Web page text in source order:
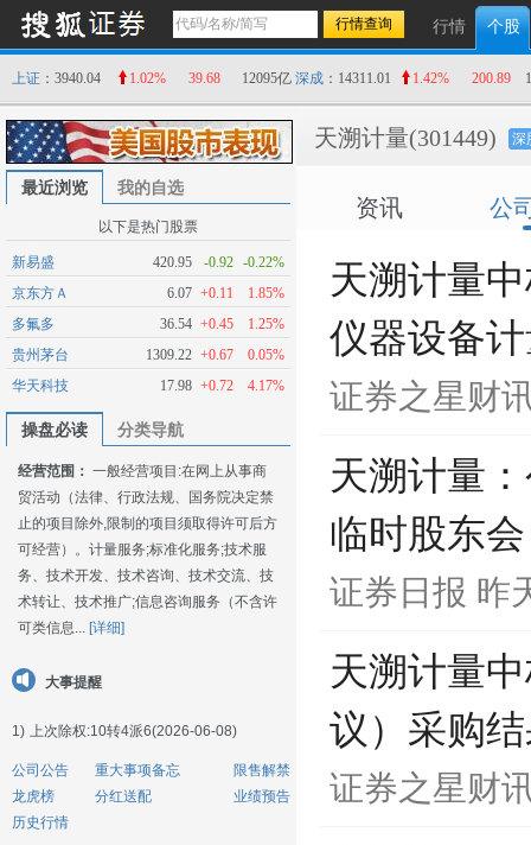
行情 个股
上证 ：3940.04 1.02% 39.68 12095亿 深成 ：14311.01 1.42% 200.89
最近浏览 我的自选
以下是热门股票
新易盛 420.95 -0.92 -0.22%
京东方Ａ
6.07 +0.11
1.85%
多氟多
36.54 +0.45
1.25%
贵州茅台
1309.22 +0.67
0.05%
华天科技
17.98 +0.72 4.17%
操盘必读 分类导航
经营范围： 一般经营项目:在网上从事商
贸活动（法律、行政法规、国务院决定禁
止的项目除外,限制的项目须取得许可后方
可经营）。计量服务;标准化服务;技术服
务、技术开发、技术咨询、技术交流、技
术转让、技术推广;信息咨询服务（不含许
可类信息... [详细]
大事提醒
1) 上次除权:10转4派6(2026-06-08)
公司公告 重大事项备忘
限售解禁
龙虎榜
分红送配
业绩预告
历史行情
天溯计量(301449) 深
资讯 公
天溯计量
仪器设备
证券之星财
天溯计量
临时股东会
证券日报 昨
天溯计量
议）采购
证券之星财